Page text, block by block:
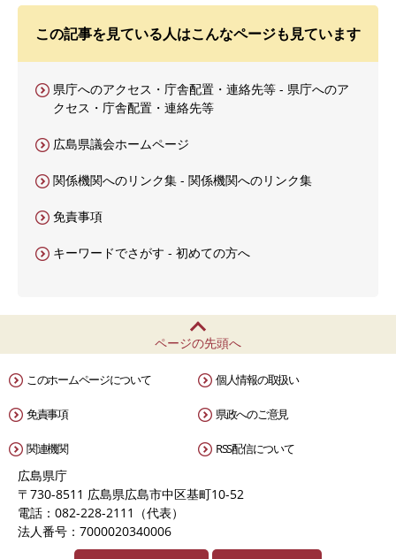
この記事を見ている人はこんなページも見ています
県庁へのアクセス・庁舎配置・連絡先等 - 県庁へのア
クセス・庁舎配置・連絡先等
広島県議会ホームページ
関係機関へのリンク集 - 関係機関へのリンク集
免責事項
キーワードでさがす - 初めての方へ
ページの先頭へ
このホームページについて 個人情報の取扱い
免責事項 県政へのご意見
関連機関 RSS配信について
広島県庁
〒730-8511 広島県広島市中区基町10-52
電話：082-228-2111（代表）
法人番号：7000020340006